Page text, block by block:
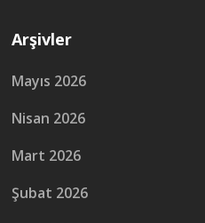
Arşivler
Mayıs 2026
Nisan 2026
Mart 2026
Şubat 2026